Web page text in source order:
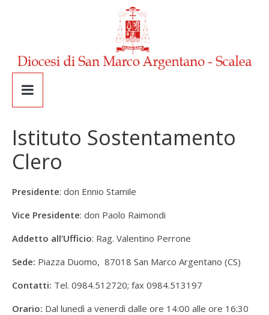
Istituto Sostentamento
Clero
Presidente: don Ennio Stamile
Vice Presidente: don Paolo Raimondi
Addetto all’Ufficio: Rag. Valentino Perrone
Sede: Piazza Duomo, 87018 San Marco Argentano (CS)
Contatti: Tel. 0984.512720; fax 0984.513197
Orario: Dal lunedì a venerdì dalle ore 14:00 alle ore 16:30